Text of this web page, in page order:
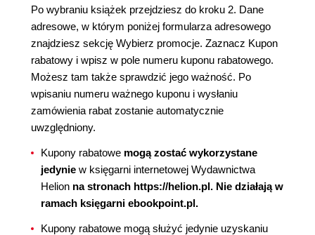
Po wybraniu książek przejdziesz do kroku 2. Dane
adresowe, w którym poniżej formularza adresowego
znajdziesz sekcję Wybierz promocje. Zaznacz Kupon
rabatowy i wpisz w pole numeru kuponu rabatowego.
Możesz tam także sprawdzić jego ważność. Po
wpisaniu numeru ważnego kuponu i wysłaniu
zamówienia rabat zostanie automatycznie
uwzględniony.
Kupony rabatowe mogą zostać wykorzystane
jedynie w księgarni internetowej Wydawnictwa
Helion na stronach https://helion.pl. Nie działają w
ramach księgarni ebookpoint.pl.
Kupony rabatowe mogą służyć jedynie uzyskaniu